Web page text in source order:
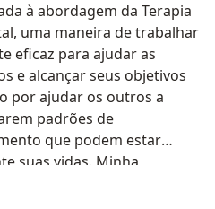
à abordagem da Terapia
uma maneira de trabalhar
eficaz para ajudar as
e alcançar seus objetivos
por ajudar os outros a
padrões de
que podem estar
suas vidas. Minha
e centrada no
de construir um